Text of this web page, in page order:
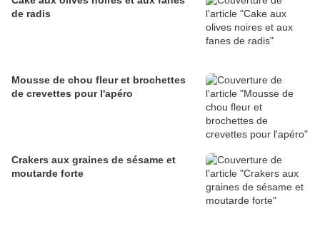
de radis
Mousse de chou fleur et brochettes
de crevettes pour l'apéro
Crakers aux graines de sésame et
moutarde forte